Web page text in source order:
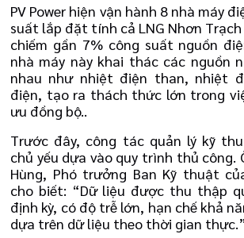
PV Power hiện vận hành 8 nhà máy
suất lắp đặt tính cả LNG Nhơn Trạch
chiếm gần 7% công suất nguồn
nhà máy này khai thác các nguồn
nhau như nhiệt điện than, nhiệt
điện, tạo ra thách thức lớn trong
ưu đồng bộ..
Trước đây, công tác quản lý kỹ
chủ yếu dựa vào quy trình thủ công.
Hùng, Phó trưởng Ban Kỹ thuật
cho biết: “Dữ liệu được thu thập
định kỳ, có độ trễ lớn, hạn chế khả
dựa trên dữ liệu theo thời gian thực.”